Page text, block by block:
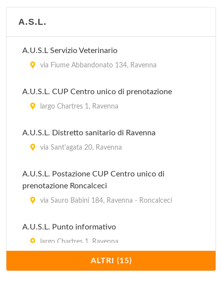
A.S.L.
A.U.S.L Servizio Veterinario
via Fiume Abbandonato 134, Ravenna
A.U.S.L. CUP Centro unico di prenotazione
largo Chartres 1, Ravenna
A.U.S.L. Distretto sanitario di Ravenna
via Sant'agata 20, Ravenna
A.U.S.L. Postazione CUP Centro unico di
prenotazione Roncalceci
via Sauro Babini 184, Ravenna - Roncalceci
A.U.S.L. Punto informativo
largo Chartres 1, Ravenna
ALTRI (15)